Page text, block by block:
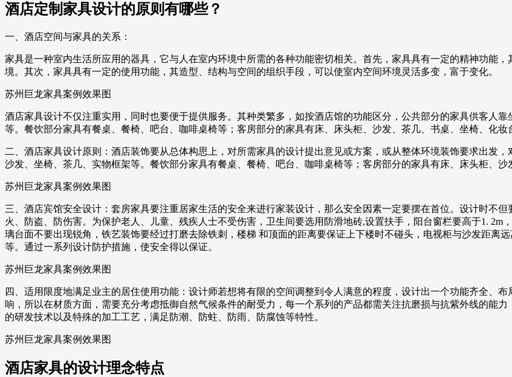
酒店定制家具设计的原则有哪些？
一、酒店空间与家具的关系：
家具是一种室内生活所应用的器具，它与人在室内环境中所需的各种功能密切相关。首先，家具具有一定的精神功能
境。其次，家具具有一定的使用功能，其造型、结构与空间的组织手段，可以使室内空间环境灵活多变，富于变化。
苏州巨龙家具案例效果图
酒店家具设计不仅注重实用，同时也要便于提供服务。其种类繁多，如按酒店馆的功能区分，公共部分的家具供客人
等。餐饮部分家具有餐桌、餐椅、吧台、咖啡桌椅等；客房部分的家具有床、床头柜、沙发、茶几、书桌、坐椅、化妆
二、酒店家具设计原则：酒店装饰要从总体构思上，对所需家具的设计提出意见或方案，或从整体环境装饰要求出发
沙发、坐椅、茶几、实物框架等。餐饮部分家具有餐桌、餐椅、吧台、咖啡桌椅等；客房部分的家具有床、床头柜、沙
苏州巨龙家具案例效果图
三、酒店宾馆安全设计：套房家具要注重居家生活的安全来进行家装设计，那么安全因素一定要摆在首位。设计时不
火、防盗、防伤害。为保护老人、儿童、残疾人士不受伤害，卫生间要选用防滑地砖,设置扶手，阳台窗栏要高于1.
璃台面不要出现锐角，铁艺装饰要经过打磨去除铁刺，楼梯 和顶面的距离要保证上下楼时不碰头，电视柜与沙发距离
等。通过一系列设计防护措施，使安全得以保证。
苏州巨龙家具案例效果图
四、适用限度地满足业主的居住使用功能：设计师若想将有限的空间调整到令人满意的程度，设计出一个功能齐全、
响，所以在材质方面，需要充分考虑抵御自然气候条件的耐受力，每一个系列的产品都需关注抗磨损与抗紫外线的能
的研发技术以及特殊的加工工艺，满足防潮、防蛀、防雨、防腐蚀等特性。
苏州巨龙家具案例效果图
酒店家具的设计理念特点